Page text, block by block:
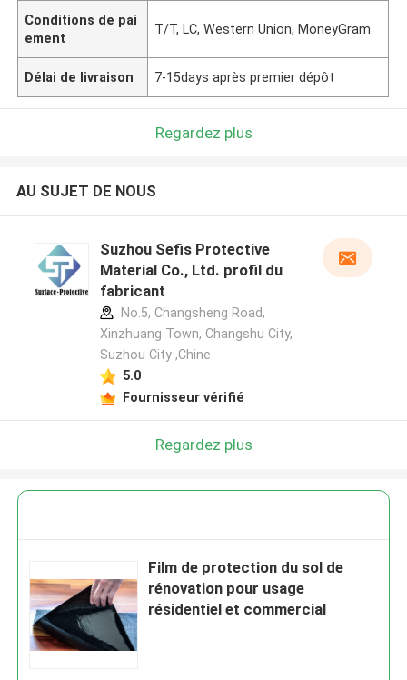
Conditions de pai
ement
T/T, LC, Western Union, MoneyGram
Délai de livraison 7-15days après premier dépôt
Regardez plus
AU SUJET DE NOUS
Suzhou Sefis Protective
Material Co., Ltd. profil du
fabricant
No.5, Changsheng Road,
Xinzhuang Town, Changshu City,
Suzhou City ,Chine
5.0
Fournisseur vérifié
Regardez plus
Film de protection du sol de
rénovation pour usage
résidentiel et commercial